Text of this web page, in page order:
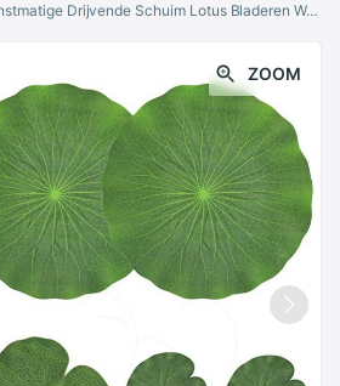
Pack Van 9 Kunstmatige Drijvende Schuim Lotus Bladeren Waterlelie Pads Ornamenten Groen | Perfect Voor Patio Koi Vijver zwembad Aquariu
ZOOM